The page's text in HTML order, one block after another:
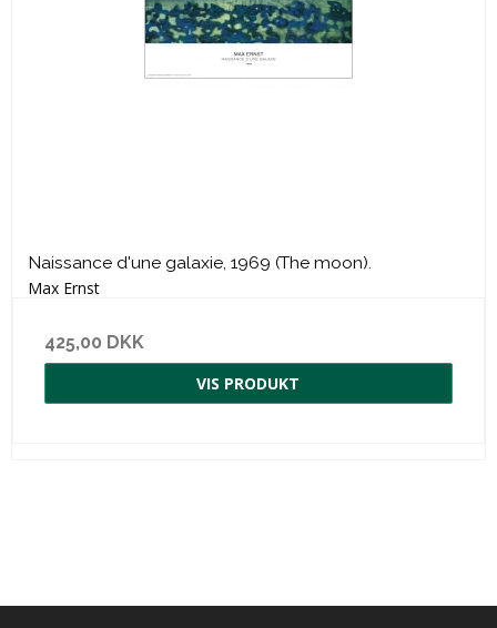
Naissance d'une galaxie, 1969 (The moon).
Max Ernst
425,00 DKK
VIS PRODUKT